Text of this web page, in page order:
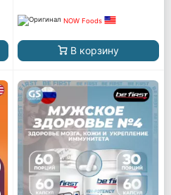
NOW Foods
В корзину